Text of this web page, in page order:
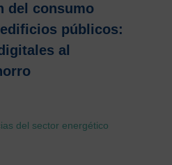
del consumo
públicos:
al
del sector energético